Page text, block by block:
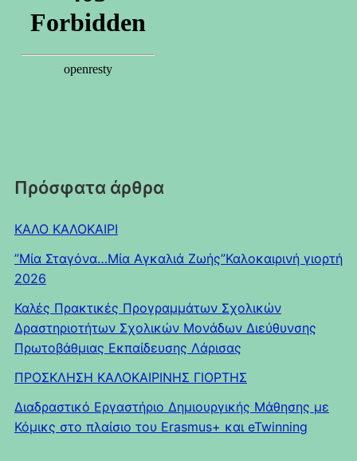
Πρόσφατα άρθρα
ΚΑΛΟ ΚΑΛΟΚΑΙΡΙ
”Μία Σταγόνα…Μία Αγκαλιά Ζωής”Καλοκαιρινή γιορτή
2026
Καλές Πρακτικές Προγραμμάτων Σχολικών
Δραστηριοτήτων Σχολικών Μονάδων Διεύθυνσης
Πρωτοβάθμιας Εκπαίδευσης Λάρισας
ΠΡΟΣΚΛΗΣΗ ΚΑΛΟΚΑΙΡΙΝΗΣ ΓΙΟΡΤΗΣ
Διαδραστικό Εργαστήριο Δημιουργικής Μάθησης με
Κόμικς στο πλαίσιο του Erasmus+ και eTwinning